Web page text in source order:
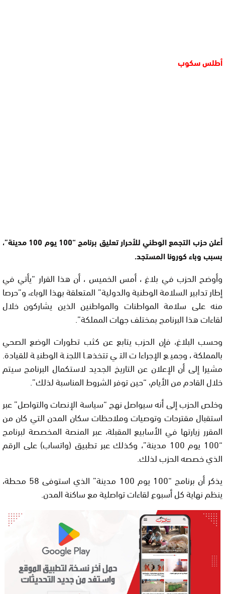
أطلس سكوب
أعلن حزب التجمع الوطني للأحرار تعليق برنامج “100 يوم 100 مدينة”،
بسبب وباء كورونا المستجد.
وأوضح الحزب في بلاغ ، أمس الخميس ، أن هذا القرار “يأتي في
إطار تدابير السلامة الوطنية والدولية” المتعلقة بهذا الوباء، و”حرصا
منه على سلامة المواطنات والمواطنين الذين يشاركون خلال
لقاءات هذا البرنامج بمختلف جهات المملكة”.
وحسب البلاغ، فإن الحزب يتابع عن كثب تطورات الوضع الصحي
بالمملكة، وجميع الإجراءات التي تتخذها اللجنة الوطنية للقيادة.
مشيرا إلى أن الإعلان عن التاريخ الجديد لاستكمال البرنامج سيتم
خلال القادم من الأيام، “حين توفر الشروط المناسبة لذلك”.
وخلص الحزب إلى أنه سيواصل نهج “سياسة الإنصات والتواصل” عبر
استقبال مقترحات وتوصيات وملاحظات سكان المدن التي كان من
المقرر زيارتها في الأسابيع المقبلة، عبر المنصة المخصصة لبرنامج
“100 يوم 100 مدينة”، وكذلك عبر تطبيق (واتساب) على الرقم
الذي خصصه الحزب لذلك.
يذكر أن برنامج “100 يوم 100 مدينة” الذي استوفى 58 محطة،
ينظم نهاية كل أسبوع لقاءات تواصلية مع ساكنة المدن.